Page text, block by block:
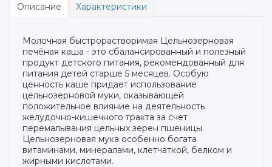
Описание Характеристики
Молочная быстрорастворимая Цельнозерновая
печёная каша - это сбалансированный и полезный
продукт детского питания, рекомендованный для
питания детей старше 5 месяцев. Особую
ценность каше придает использование
цельнозерновой муки, оказывающей
положительное влияние на деятельность
желудочно-кишечного тракта за счет
перемалывания цельных зерен пшеницы.
Цельнозерновая мука особенно богата
витаминами, минералами, клетчаткой, белком и
жирными кислотами.